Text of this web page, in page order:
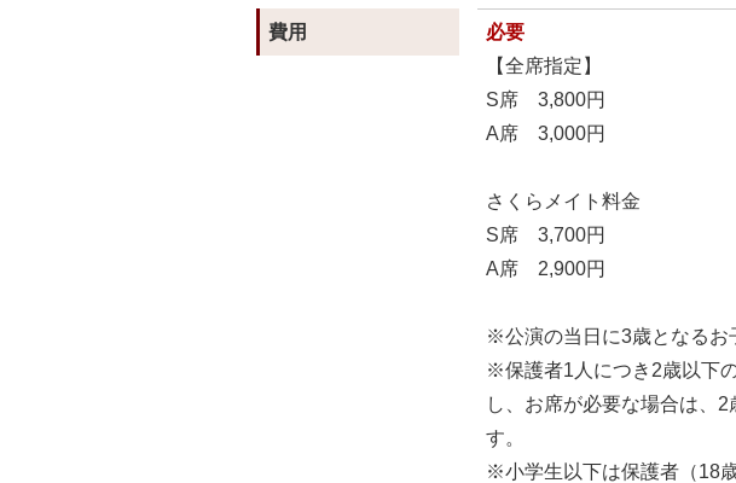
費用
必要
【全席指定】
S席 3,800円
A席 3,000円
さくらメイト料金
S席 3,700円
A席 2,900円
※公演の当日に3歳となるお
※保護者1人につき2歳以下
し、お席が必要な場合は、
す。
※小学生以下は保護者（18